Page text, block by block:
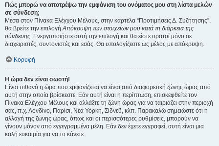
Πώς μπορώ να αποτρέψω την εμφάνιση του ονόματος μου στη λίστα μελών
σε σύνδεση;
Μέσα στον Πίνακα Ελέγχου Μέλους, στην καρτέλα “Προτιμήσεις Δ. Συζήτησης”,
θα βρείτε την επιλογήΑπόκρυψη των στοιχείων μου κατά τη διάρκεια της
σύνδεσης. Ενεργοποιήστε αυτή την επιλογή και θα είστε ορατοί μόνο σε
διαχειριστές, συντονιστές και εσάς. Θα υπολογίζεστε ως μέλος με απόκρυψη.
Κορυφή
Η ώρα δεν είναι σωστή!
Είναι πιθανό η ώρα που εμφανίζεται να είναι από διαφορετική ζώνης ώρας από
αυτή στην οποία βρίσκεστε. Εάν αυτή είναι η περίπτωση, επισκεφθείτε τον
Πίνακα Ελέγχου Μέλους και αλλάξτε τη ζώνη ώρας για να ταιριάζει στην περιοχή
σας, π.χ. Λονδίνο, Παρίσι, Νέα Υόρκη, Σίδνεϋ, κλπ. Παρακαλώ σημειώστε ότι η
αλλαγή της ζώνης ώρας, όπως και οι περισσότερες ρυθμίσεις, μπορούν να
γίνουν μόνον από εγγεγραμμένα μέλη. Εάν δεν έχετε εγγραφεί, αυτή είναι μια
καλή ευκαιρία για να το κάνετε.